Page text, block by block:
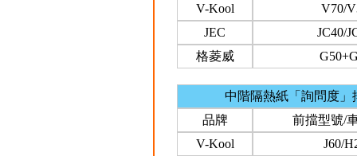
V-Kool
V70/
JEC
JC40/
格菱威
中階隔熱紙「詢問度」
品牌
前擋型號/
V-Kool
J60/